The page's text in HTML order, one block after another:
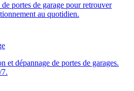
portes de garage pour retrouver
au quotidien.
et dépannage de portes de garages.